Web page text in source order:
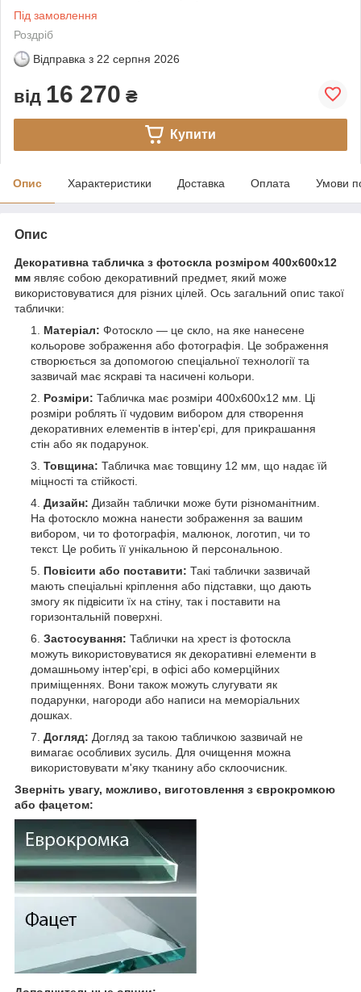
Під замовлення
Роздріб
Відправка з 22 серпня 2026
від 16 270 ₴
Купити
Опис Характеристики Доставка Оплата Умови
Опис
Декоративна табличка з фотоскла розміром 400х600x12
мм являє собою декоративний предмет, який може
використовуватися для різних цілей. Ось загальний опис такої
таблички:
Матеріал: Фотоскло — це скло, на яке нанесене
кольорове зображення або фотографія. Це зображення
створюється за допомогою спеціальної технології та
зазвичай має яскраві та насичені кольори.
Розміри: Табличка має розміри 400х600x12 мм. Ці
розміри роблять її чудовим вибором для створення
декоративних елементів в інтер'єрі, для прикрашання
стін або як подарунок.
Товщина: Табличка має товщину 12 мм, що надає їй
міцності та стійкості.
Дизайн: Дизайн таблички може бути різноманітним.
На фотоскло можна нанести зображення за вашим
вибором, чи то фотографія, малюнок, логотип, чи то
текст. Це робить її унікальною й персональною.
Повісити або поставити: Такі таблички зазвичай
мають спеціальні кріплення або підставки, що дають
змогу як підвісити їх на стіну, так і поставити на
горизонтальній поверхні.
Застосування: Таблички на хрест із фотоскла
можуть використовуватися як декоративні елементи в
домашньому інтер'єрі, в офісі або комерційних
приміщеннях. Вони також можуть слугувати як
подарунки, нагороди або написи на меморіальних
дошках.
Догляд: Догляд за такою табличкою зазвичай не
вимагає особливих зусиль. Для очищення можна
використовувати м'яку тканину або склоочисник.
Зверніть увагу, можливо, виготовлення з єврокромкою
або фацетом: